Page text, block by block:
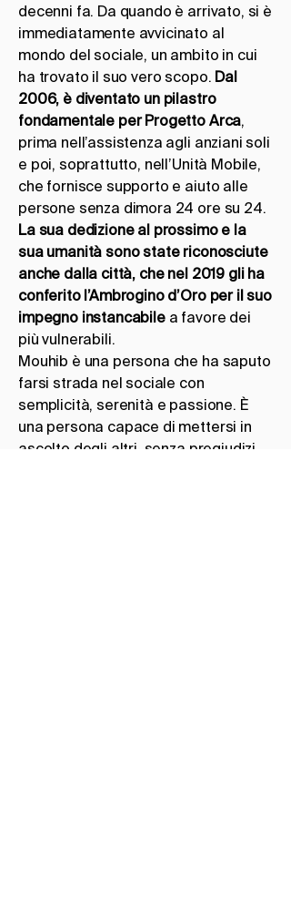
decenni fa. Da quando è arrivato, si è
immediatamente avvicinato al
mondo del sociale, un ambito in cui
ha trovato il suo vero scopo. Dal
2006, è diventato un pilastro
fondamentale per Progetto Arca,
prima nell’assistenza agli anziani soli
e poi, soprattutto, nell’Unità Mobile,
che fornisce supporto e aiuto alle
persone senza dimora 24 ore su 24.
La sua dedizione al prossimo e la
sua umanità sono state riconosciute
anche dalla città, che nel 2019 gli ha
conferito l’Ambrogino d’Oro per il suo
impegno instancabilea favore dei
più vulnerabili.
Mouhib è una persona che ha saputo
farsi strada nel sociale con
semplicità, serenità e passione. È
una persona capace di mettersi in
ascolto degli altri, senza pregiudizi,